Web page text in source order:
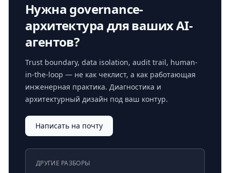
Нужна governance-
архитектура для ваших AI-
агентов?
Trust boundary, data isolation, audit trail, human-
in-the-loop — не как чеклист, а как работающая
инженерная практика. Диагностика и
архитектурный дизайн под ваш контур.
Написать на почту
ДРУГИЕ РАЗБОРЫ